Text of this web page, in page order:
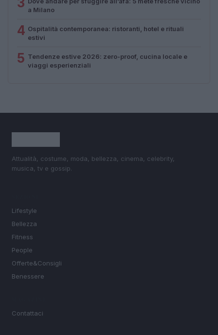
a Milano
4 Ospitalità contemporanea: ristoranti, hotel e rituali
estivi
5 Tendenze estive 2026: zero-proof, cucina locale e
viaggi esperienziali
Attualità, costume, moda, bellezza, cinema, celebrity,
musica, tv e gossip.
Lifestyle
Bellezza
Fitness
People
Offerte&Consigli
Benessere
Contattaci